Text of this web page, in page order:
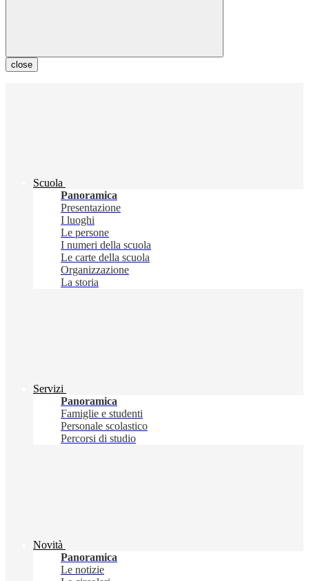
close
Scuola
Panoramica
Presentazione
I luoghi
Le persone
I numeri della scuola
Le carte della scuola
Organizzazione
La storia
Servizi
Panoramica
Famiglie e studenti
Personale scolastico
Percorsi di studio
Novità
Panoramica
Le notizie